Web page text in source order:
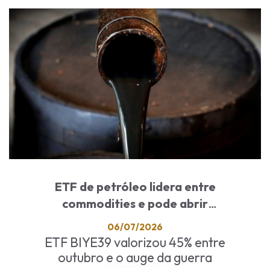
ETF de petróleo lidera entre
commodities e pode abrir
oportunidades após guerra
06/07/2026
ETF BIYE39 valorizou 45% entre
outubro e o auge da guerra